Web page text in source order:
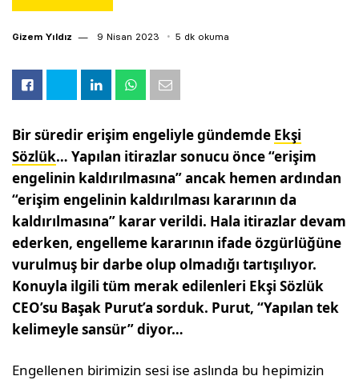
Gizem Yıldız 9 Nisan 2023 5 dk okuma
Bir süredir erişim engeliyle gündemde Ekşi
Sözlük… Yapılan itirazlar sonucu önce “erişim
engelinin kaldırılmasına” ancak hemen ardından
“erişim engelinin kaldırılması kararının da
kaldırılmasına” karar verildi. Hala itirazlar devam
ederken, engelleme kararının ifade özgürlüğüne
vurulmuş bir darbe olup olmadığı tartışılıyor.
Konuyla ilgili tüm merak edilenleri Ekşi Sözlük
CEO’su Başak Purut’a sorduk. Purut, “Yapılan tek
kelimeyle sansür” diyor…
Engellenen birimizin sesi ise aslında bu hepimizin